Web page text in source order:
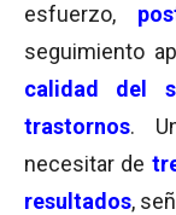
esfuerzo,
seguimiento
calidad del
trastornos.
necesitar de
resultados,